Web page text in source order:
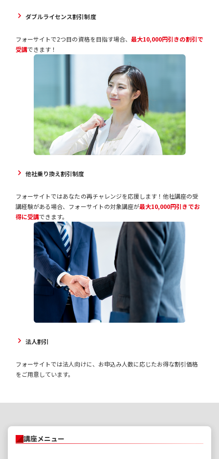
ダブルライセンス割引制度
フォーサイトで2つ目の資格を目指す場合、 最大10,000円引きの割引で
受講できます！
他社乗り換え割引制度
フォーサイトではあなたの再チャレンジを応援します！他社講座の受
講経験がある場合、フォーサイトの対象講座が最大10,000円引きでお
得に受講できます。
法人割引
フォーサイトでは法人向けに、お申込み人数に応じたお得な割引価格
をご用意しています。
講座メニュー